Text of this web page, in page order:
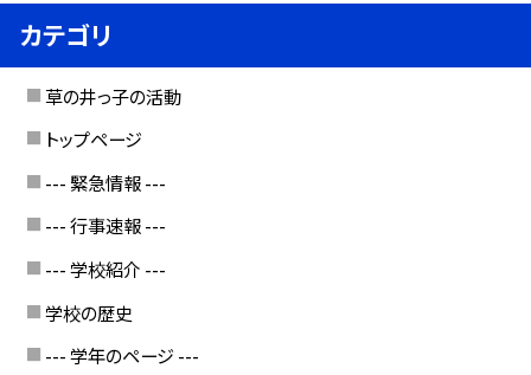
カテゴリ
草の井っ子の活動
トップページ
--- 緊急情報 ---
--- 行事速報 ---
--- 学校紹介 ---
学校の歴史
--- 学年のページ ---